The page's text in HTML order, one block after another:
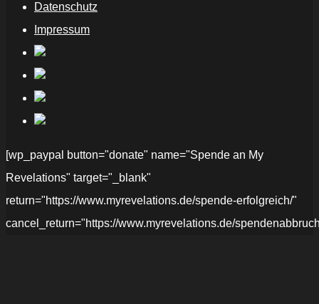
Datenschutz
Impressum
[wp_paypal button="donate" name="Spende an My
Revelations" target="_blank"
return="https://www.myrevelations.de/spende-erfolgreich/"
cancel_return="https://www.myrevelations.de/